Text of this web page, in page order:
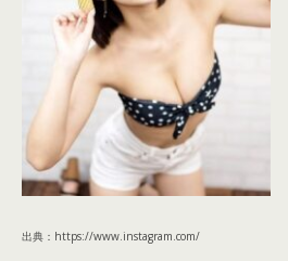
出典：https://www.instagram.com/